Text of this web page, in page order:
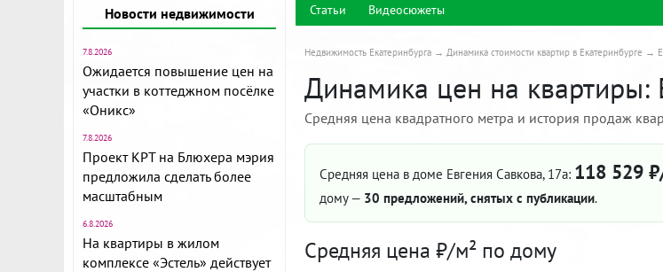
Новости недвижимости
7.8.2026
Ожидается повышение цен на
участки в коттеджном посёлке
«Оникс»
7.8.2026
Проект КРТ на Блюхера мэрия
предложила сделать более
масштабным
6.8.2026
На квартиры в жилом
комплексе «Эстель» действует
Статьи
Видеосюжеты
Недвижимость Екатеринбурга Динамика стоимости квартир в Екатеринбурге
Динамика цен на квартиры:
Средняя цена квадратного метра и история продаж
Средняя цена в доме Евгения Савкова, 17а: 118 529
дому — 30 предложений, снятых с публикации.
Средняя цена ₽/м² по дому